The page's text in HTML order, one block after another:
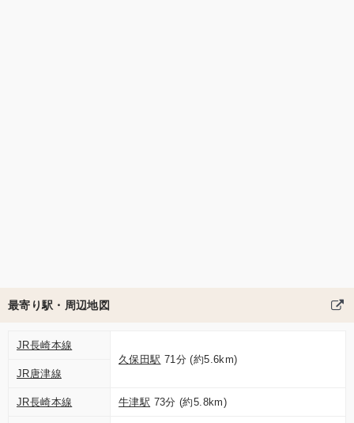
最寄り駅・周辺地図
JR長崎本線
久保田駅 71分 (約5.6km)
JR唐津線
JR長崎本線 牛津駅 73分 (約5.8km)